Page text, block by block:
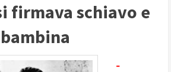
firmava schiavo e
-